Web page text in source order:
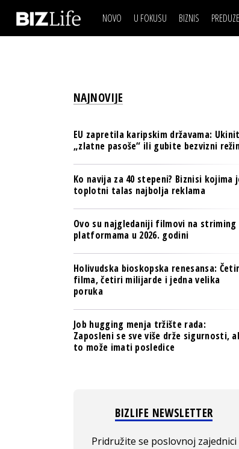
NOVO U FOKUSU BIZNIS
BANKE
OSIGURANJE
TECH I AI
BIZNIS &
PULS REGIONA
NOVO NA
IZJAVA DANABIZNIS
BREND I
OSIGURANJE
TECH I AI
PULS REGIONA
NAJNOVIJE
EU zapretila karipskim državama:
„zlatne pasoše“ ili gubite bezvizni
Ko navija za 40 stepeni? Biznisi kojima
toplotni talas najbolja reklama
Ovo su najgledaniji filmovi na striming
platformama u 2026. godini
Holivudska bioskopska renesansa:
filma, četiri milijarde i jedna velika
poruka
Job hugging menja tržište rada:
Zaposleni se sve više drže sigurnosti,
to može imati posledice
BIZLIFE NEWSLETTER
Pridružite se poslovnoj zajednici